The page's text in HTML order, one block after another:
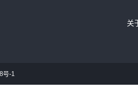
关
号-1